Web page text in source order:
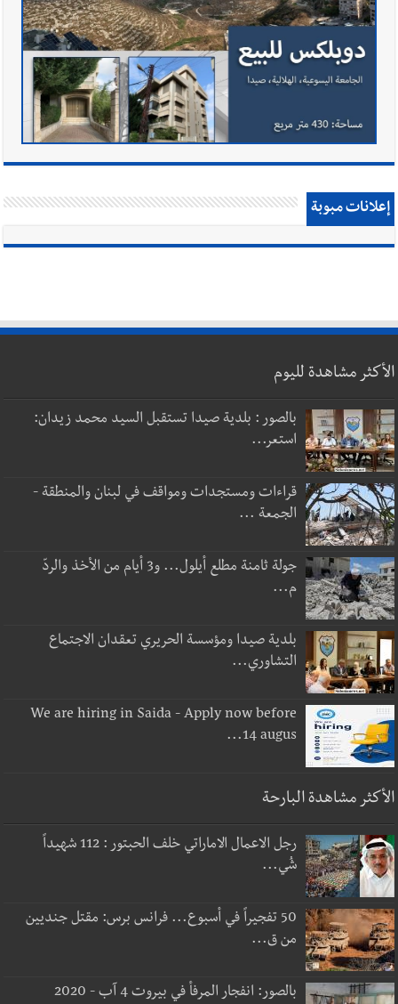
إعلانات مبوبة
الأكثر مشاهدة لليوم
بالصور : بلدية صيدا تستقبل السيد محمد زيدان:
استعر...
قراءات ومستجدات ومواقف في لبنان والمنطقة -
الجمعة ...
جولة ثامنة مطلع أيلول... و3 أيام من الأخذ والردّ
م...
بلدية صيدا ومؤسسة الحريري تعقدان الاجتماع
التشاوري...
We are hiring in Saida - Apply now before
14 augus...
الأكثر مشاهدة البارحة
رجل الاعمال الاماراتي خلف الحبتور : 112 شهيداً
شُي...
50 تفجيراً في أسبوع... فرانس برس: مقتل جنديين
من ق...
بالصور: انفجار المرفأ في بيروت 4 آب - 2020